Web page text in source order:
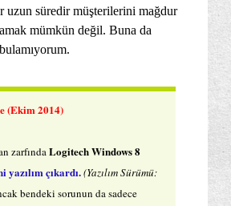
uzun süredir müşterilerini mağdur
mümkün değil. Buna da
(Ekim 2014)
zarfındaLogitech Windows 8
yazılım çıkardı.(Yazılım Sürümü:
bendeki sorunun da sadece